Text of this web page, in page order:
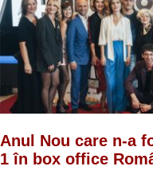
Anul Nou care n-a
1 în box office